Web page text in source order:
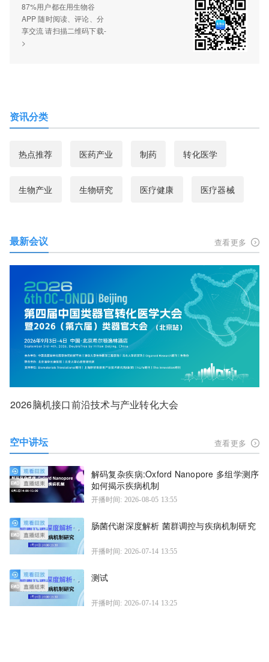
87%用户都在用生物谷
APP 随时阅读、评论、分
享交流 请扫描二维码下载-
>
资讯分类
热点推荐 医药产业 制药 转化医学
生物产业 生物研究 医疗健康 医疗器械
最新会议 查看更多
2026脑机接口前沿技术与产业转化大会
空中讲坛 查看更多
解码复杂疾病:Oxford Nanopore 多组学测序
如何揭示疾病机制
开播时间: 2026-08-05 13:55
肠菌代谢深度解析 菌群调控与疾病机制研究
开播时间: 2026-07-14 13:55
测试
开播时间: 2026-07-14 13:25